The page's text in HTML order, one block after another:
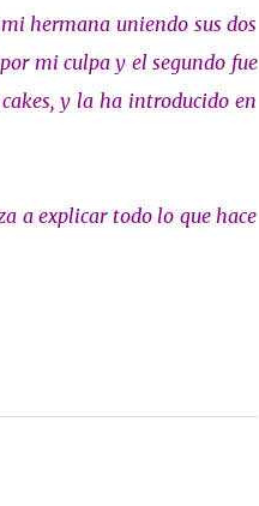
hermana uniendo sus dos
mi culpa y el segundo fue
y la ha introducido en
a explicar todo lo que hace